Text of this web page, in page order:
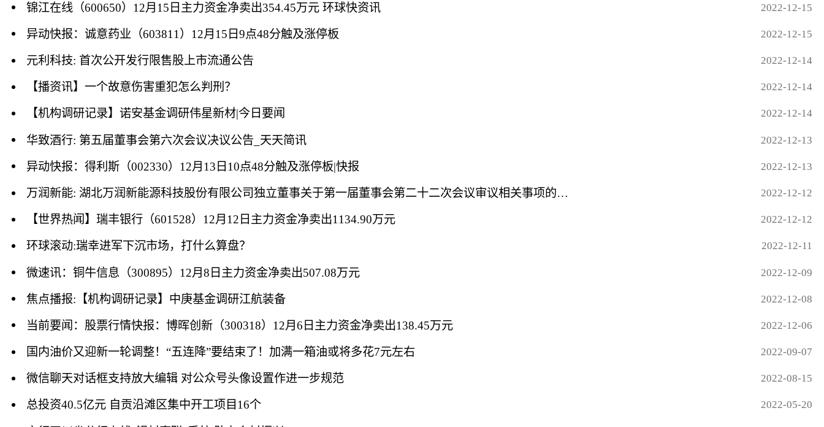
锦江在线（600650）12月15日主力资金净卖出354.45万元 环球快资讯 2022-12-15
异动快报：诚意药业（603811）12月15日9点48分触及涨停板 2022-12-15
元利科技: 首次公开发行限售股上市流通公告 2022-12-14
【播资讯】一个故意伤害重犯怎么判刑？ 2022-12-14
【机构调研记录】诺安基金调研伟星新材|今日要闻 2022-12-14
华致酒行: 第五届董事会第六次会议决议公告_天天简讯 2022-12-13
异动快报：得利斯（002330）12月13日10点48分触及涨停板|快报 2022-12-13
万润新能: 湖北万润新能源科技股份有限公司独立董事关于第一届董事会第二十二次会议审议相关事项的独立意见 今日热门 2022-12-12
【世界热闻】瑞丰银行（601528）12月12日主力资金净卖出1134.90万元 2022-12-12
环球滚动:瑞幸进军下沉市场，打什么算盘？ 2022-12-11
微速讯：铜牛信息（300895）12月8日主力资金净卖出507.08万元 2022-12-09
焦点播报:【机构调研记录】中庚基金调研江航装备 2022-12-08
当前要闻：股票行情快报：博晖创新（300318）12月6日主力资金净卖出138.45万元 2022-12-06
国内油价又迎新一轮调整！“五连降”要结束了！加满一箱油或将多花7元左右 2022-09-07
微信聊天对话框支持放大编辑 对公众号头像设置作进一步规范 2022-08-15
总投资40.5亿元 自贡沿滩区集中开工项目16个 2022-05-20